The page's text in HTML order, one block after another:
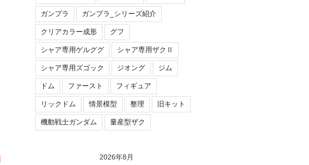
ガンプラ ガンプラ_シリーズ紹介
クリアカラー成形 グフ
シャア専用ゲルググ シャア専用ザクⅡ
シャア専用ズゴック ジオング ジム
ドム ファースト フィギュア
リックドム 情景模型 整理 旧キット
機動戦士ガンダム 量産型ザク
2026年8月